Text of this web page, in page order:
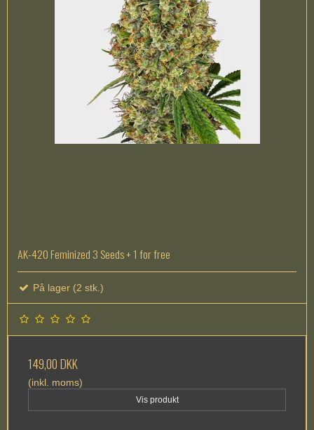
AK-420 Feminized 3 Seeds + 1 for free
På lager (2 stk.)
149,00 DKK
(inkl. moms)
Vis produkt